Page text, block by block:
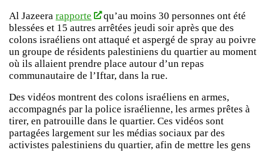
Al Jazeera rapporte
qu’au moins 30 personnes ont été
blessées et 15 autres arrêtées jeudi soir après que des
colons israéliens ont attaqué et aspergé de spray au poivre
un groupe de résidents palestiniens du quartier au moment
où ils allaient prendre place autour d’un repas
communautaire de l’Iftar, dans la rue.
Des vidéos montrent des colons israéliens en armes,
accompagnés par la police israélienne, les armes prêtes à
tirer, en patrouille dans le quartier. Ces vidéos sont
partagées largement sur les médias sociaux par des
activistes palestiniens du quartier, afin de mettre les gens